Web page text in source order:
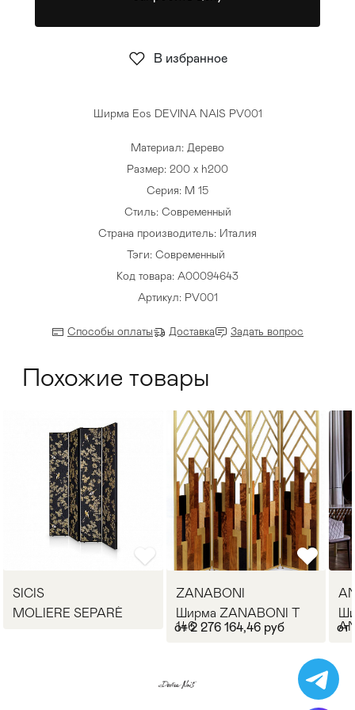
Стулья >
Ширма Eos DEVINA NAIS PV001
Материал: Дерево
Размер: 200 x h200
Серия: M 15
Стиль: Современный
Страна производитель: Италия
Тэги: Современный
Код товара: A00094643
Артикул: PV001
Способы оплаты Доставка Задать вопрос
В избранное
Похожие товары
SICIS
MOLIERE SEPARÈ
ZANABONI
Ширма ZANABONI T
146
от 2 276 164,46 руб от